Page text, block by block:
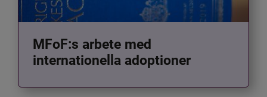
MFoF:s arbete med
internationella adoptioner